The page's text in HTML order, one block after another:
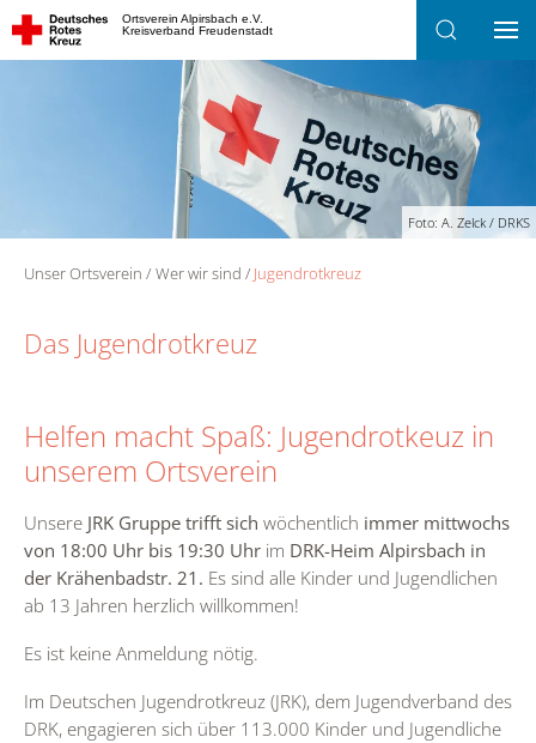
Zum Hauptinhalt springen
Ortsverein Alpirsbach e.V.
Kreisverband Freudenstadt
Foto: A. Zelck / DRKS
Unser Ortsverein Wer wir sind Jugendrotkreuz
Das Jugendrotkreuz
Helfen macht Spaß: Jugendrotkeuz in
unserem Ortsverein
Unsere JRK Gruppe trifft sich wöchentlich immer mittwochs
von 18:00 Uhr bis 19:30 Uhr im DRK-Heim Alpirsbach in
der Krähenbadstr. 21. Es sind alle Kinder und Jugendlichen
ab 13 Jahren herzlich willkommen!
Es ist keine Anmeldung nötig.
Im Deutschen Jugendrotkreuz (JRK), dem Jugendverband des
DRK, engagieren sich über 113.000 Kinder und Jugendliche